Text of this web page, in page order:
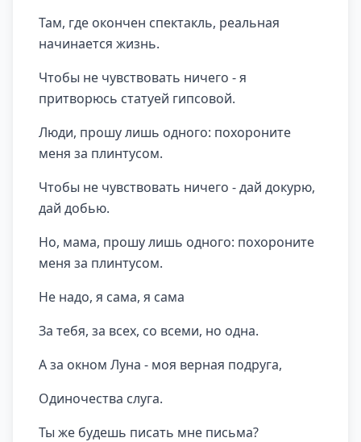
Там, где окончен спектакль, реальная
начинается жизнь.
Чтобы не чувствовать ничего - я
притворюсь статуей гипсовой.
Люди, прошу лишь одного: похороните
меня за плинтусом.
Чтобы не чувствовать ничего - дай докурю,
дай добью.
Но, мама, прошу лишь одного: похороните
меня за плинтусом.
Не надо, я сама, я сама
За тебя, за всех, со всеми, но одна.
А за окном Луна - моя верная подруга,
Одиночества слуга.
Ты же будешь писать мне письма?